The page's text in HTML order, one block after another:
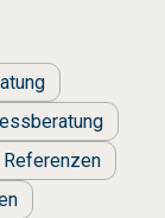
Referenzen